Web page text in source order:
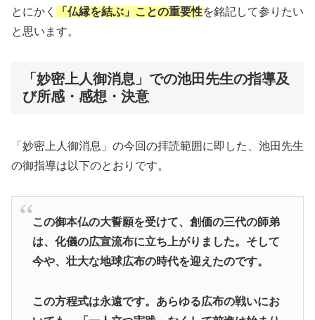
とにかく 「仏縁を結ぶ」ことの重要性を銘記して参りたい
と思います。
「妙密上人御消息」での池田先生の指導及
び所感・感想・決意
「妙密上人御消息」の今回の拝読範囲に即した、池田先生
の御指導は以下のとおりです。
この御本仏の大誓願を受けて、創価の三代の師弟
は、化儀の広宣流布に立ち上がりました。そして
今や、壮大な地球広布の時代を迎えたのです。
この方程式は永遠です。あらゆる広布の戦いにお